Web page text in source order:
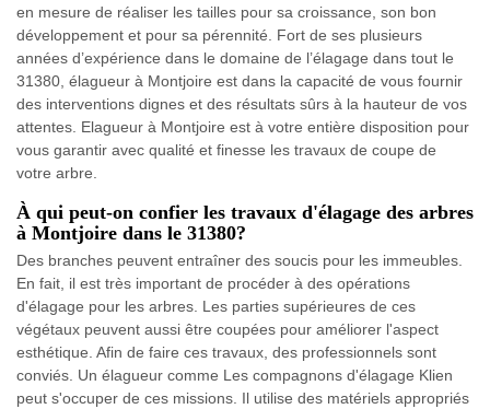
en mesure de réaliser les tailles pour sa croissance, son bon
développement et pour sa pérennité. Fort de ses plusieurs
années d’expérience dans le domaine de l’élagage dans tout le
31380, élagueur à Montjoire est dans la capacité de vous fournir
des interventions dignes et des résultats sûrs à la hauteur de vos
attentes. Elagueur à Montjoire est à votre entière disposition pour
vous garantir avec qualité et finesse les travaux de coupe de
votre arbre.
À qui peut-on confier les travaux d'élagage des arbres
à Montjoire dans le 31380?
Des branches peuvent entraîner des soucis pour les immeubles.
En fait, il est très important de procéder à des opérations
d'élagage pour les arbres. Les parties supérieures de ces
végétaux peuvent aussi être coupées pour améliorer l'aspect
esthétique. Afin de faire ces travaux, des professionnels sont
conviés. Un élagueur comme Les compagnons d'élagage Klien
peut s'occuper de ces missions. Il utilise des matériels appropriés